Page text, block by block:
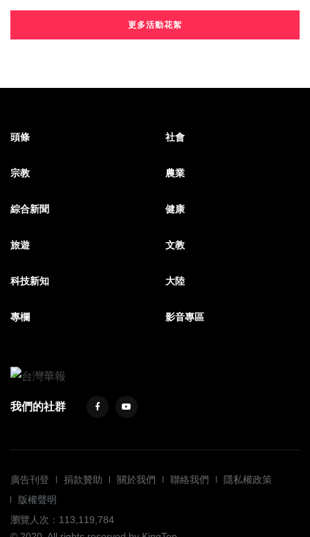
更多活動花絮
頭條 社會
宗教 農業
綜合新聞 健康
旅遊 文教
科技新知 大陸
專欄 影音專區
我們的社群
廣告刊登 捐款贊助 關於我們 聯絡我們
隱私權政策
版權聲明
瀏覽人次：113,119,784